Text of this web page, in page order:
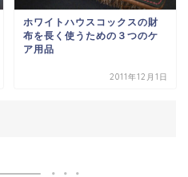
ホワイトハウスコックスの財
布を長く使うための３つのケ
ア用品
2011年12月1日